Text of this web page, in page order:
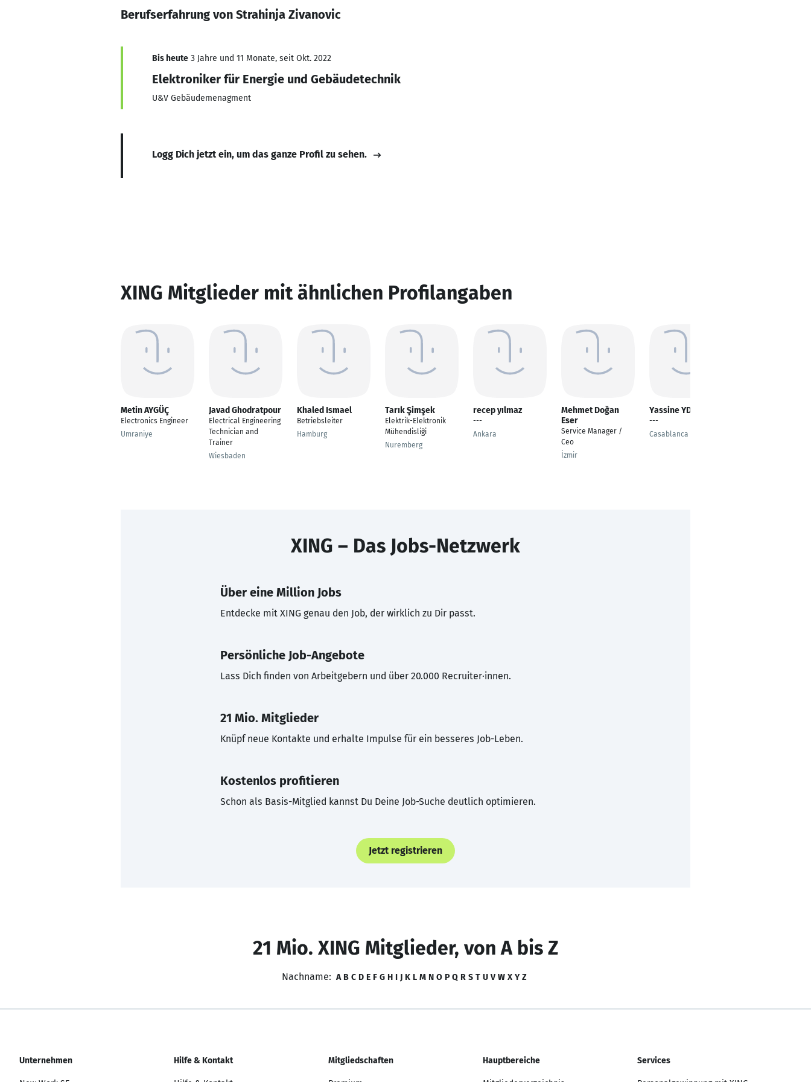
Berufserfahrung von Strahinja Zivanovic
Bis heute 3 Jahre und 11 Monate, seit Okt. 2022
Elektroniker für Energie und Gebäudetechnik
U&V Gebäudemenagment
Logg Dich jetzt ein, um das ganze Profil zu sehen.
XING Mitglieder mit ähnlichen Profilangaben
Metin AYGÜÇ
Electronics Engineer
Umraniye
Javad Ghodratpour
Electrical Engineering
Technician and
Trainer
Wiesbaden
Khaled Ismael
Betriebsleiter
Hamburg
Tarık Şimşek
Elektrik-Elektronik
Mühendisliği
Nuremberg
recep yılmaz
---
Ankara
Mehmet Doğan
Eser
Service Manager /
Ceo
İzmir
Yassine YD
---
Casablanca
XING – Das Jobs-Netzwerk
Über eine Million Jobs
Entdecke mit XING genau den Job, der wirklich zu Dir passt.
Persönliche Job-Angebote
Lass Dich finden von Arbeitgebern und über 20.000 Recruiter·innen.
21 Mio. Mitglieder
Knüpf neue Kontakte und erhalte Impulse für ein besseres Job-Leben.
Kostenlos profitieren
Schon als Basis-Mitglied kannst Du Deine Job-Suche deutlich optimieren.
Jetzt registrieren
21 Mio. XING Mitglieder, von A bis Z
Nachname: A B C D E F G H I J K L M N O P Q R S T U V W X Y Z
Unternehmen Hilfe & Kontakt Mitgliedschaften Hauptbereiche Services